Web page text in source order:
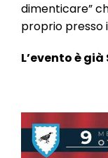
dimenticare”
proprio presso
L’evento è già